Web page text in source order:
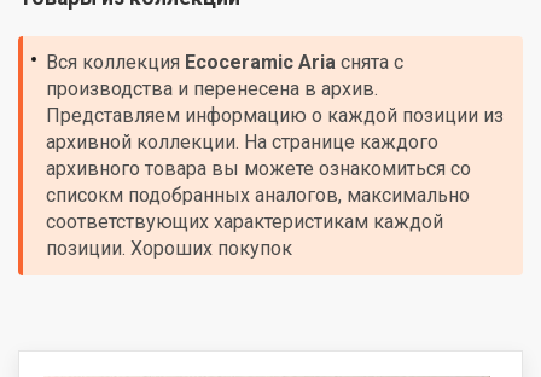
Вся коллекция Ecoceramic Aria снята с
производства и перенесена в архив.
Представляем информацию о каждой позиции из
архивной коллекции. На странице каждого
архивного товара вы можете ознакомиться со
списокм подобранных аналогов, максимально
соответствующих характеристикам каждой
позиции. Хороших покупок